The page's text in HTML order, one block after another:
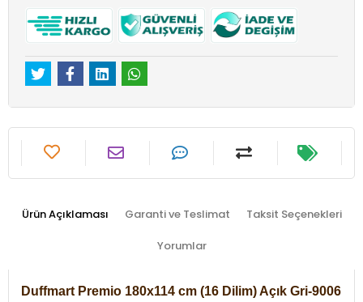
Ürün Açıklaması Garanti ve Teslimat Taksit Seçenekleri
Yorumlar
Duffmart Premio 180x114 cm (16 Dilim) Açık Gri-9006